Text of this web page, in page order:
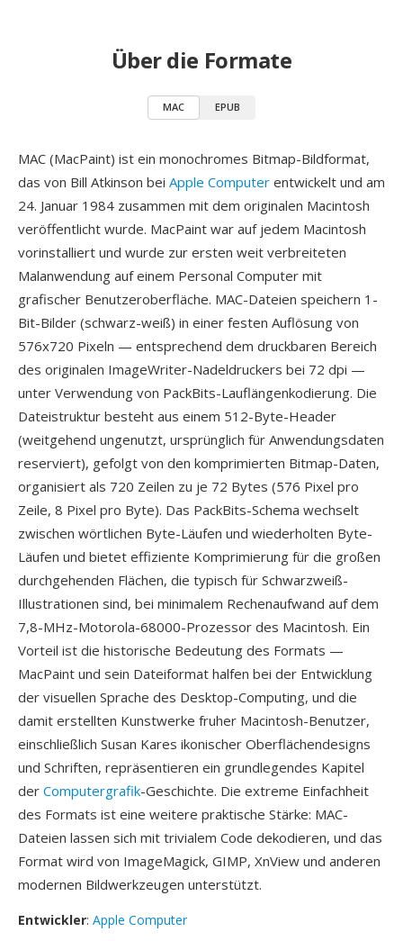
Über die Formate
MAC EPUB
MAC (MacPaint) ist ein monochromes Bitmap-Bildformat,
das von Bill Atkinson bei Apple Computer entwickelt und am
24. Januar 1984 zusammen mit dem originalen Macintosh
veröffentlicht wurde. MacPaint war auf jedem Macintosh
vorinstalliert und wurde zur ersten weit verbreiteten
Malanwendung auf einem Personal Computer mit
grafischer Benutzeroberfläche. MAC-Dateien speichern 1-
Bit-Bilder (schwarz-weiß) in einer festen Auflösung von
576x720 Pixeln — entsprechend dem druckbaren Bereich
des originalen ImageWriter-Nadeldruckers bei 72 dpi —
unter Verwendung von PackBits-Lauflängenkodierung. Die
Dateistruktur besteht aus einem 512-Byte-Header
(weitgehend ungenutzt, ursprünglich für Anwendungsdaten
reserviert), gefolgt von den komprimierten Bitmap-Daten,
organisiert als 720 Zeilen zu je 72 Bytes (576 Pixel pro
Zeile, 8 Pixel pro Byte). Das PackBits-Schema wechselt
zwischen wörtlichen Byte-Läufen und wiederholten Byte-
Läufen und bietet effiziente Komprimierung für die großen
durchgehenden Flächen, die typisch für Schwarzweiß-
Illustrationen sind, bei minimalem Rechenaufwand auf dem
7,8-MHz-Motorola-68000-Prozessor des Macintosh. Ein
Vorteil ist die historische Bedeutung des Formats —
MacPaint und sein Dateiformat halfen bei der Entwicklung
der visuellen Sprache des Desktop-Computing, und die
damit erstellten Kunstwerke fruher Macintosh-Benutzer,
einschließlich Susan Kares ikonischer Oberflächendesigns
und Schriften, repräsentieren ein grundlegendes Kapitel
der Computergrafik-Geschichte. Die extreme Einfachheit
des Formats ist eine weitere praktische Stärke: MAC-
Dateien lassen sich mit trivialem Code dekodieren, und das
Format wird von ImageMagick, GIMP, XnView und anderen
modernen Bildwerkzeugen unterstützt.
Entwickler: Apple Computer